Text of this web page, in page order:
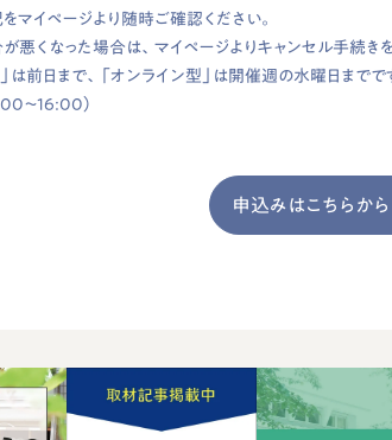
マイページより随時ご確認ください。
くなった場合は、マイページよりキャンセル手続きを
は前日まで、「オンライン型」は開催週の水曜日まで
〜16:00）
申込みはこちらから